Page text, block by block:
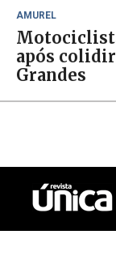
AMUREL
após
Grandes